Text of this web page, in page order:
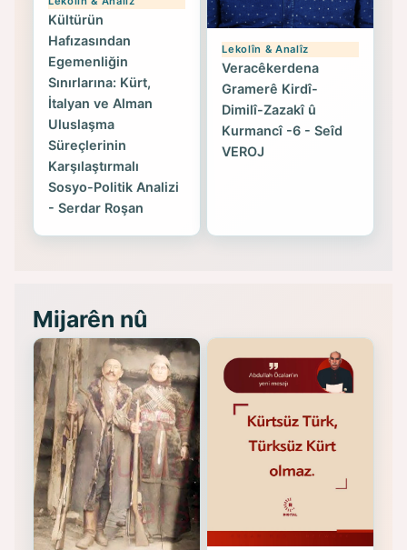
Kültürün
Hafızasından
Egemenliğin
Sınırlarına: Kürt,
İtalyan ve Alman
Uluslaşma
Süreçlerinin
Karşılaştırmalı
Sosyo-Politik Analizi
- Serdar Roşan
Lekolîn & Analîz
Veracêkerdena
Gramerê Kirdî-
Dimilî-Zazakî û
Kurmancî -6 - Seîd
VEROJ
Mijarên nû